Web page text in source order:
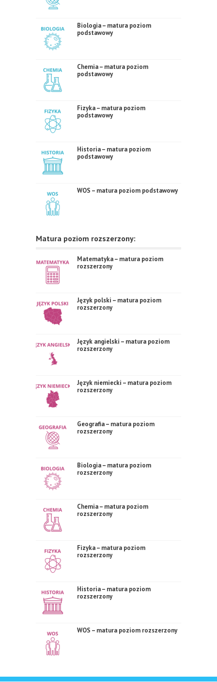
Biologia – matura poziom
podstawowy
Chemia – matura poziom
podstawowy
Fizyka – matura poziom
podstawowy
Historia – matura poziom
podstawowy
WOS – matura poziom podstawowy
Matura poziom rozszerzony:
Matematyka – matura poziom
rozszerzony
Język polski – matura poziom
rozszerzony
Język angielski – matura poziom
rozszerzony
Język niemiecki – matura poziom
rozszerzony
Geografia – matura poziom
rozszerzony
Biologia – matura poziom
rozszerzony
Chemia – matura poziom
rozszerzony
Fizyka – matura poziom
rozszerzony
Historia – matura poziom
rozszerzony
WOS – matura poziom rozszerzony